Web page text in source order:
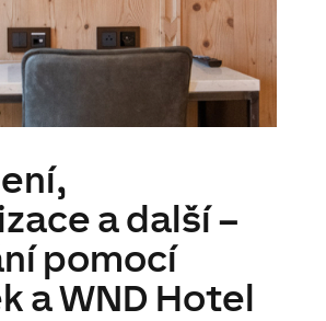
a další –
pomocí
a WND Hotel